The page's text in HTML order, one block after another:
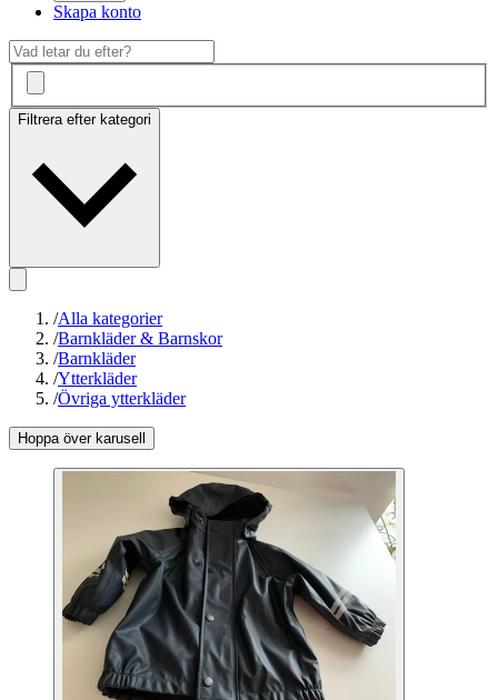
Skapa konto
Filtrera efter kategori
/Alla kategorier
/Barnkläder & Barnskor
/Barnkläder
/Ytterkläder
/Övriga ytterkläder
Hoppa över karusell